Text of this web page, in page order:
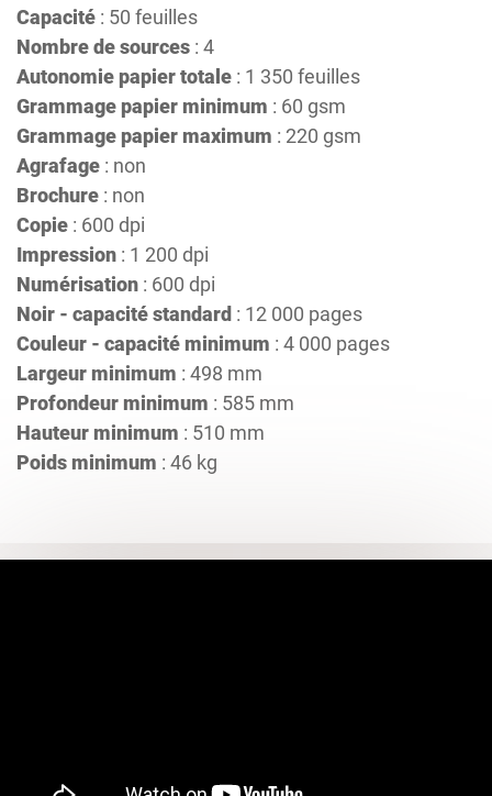
Capacité : 50 feuilles
Nombre de sources : 4
Autonomie papier totale : 1 350 feuilles
Grammage papier minimum : 60 gsm
Grammage papier maximum : 220 gsm
Agrafage : non
Brochure : non
Copie : 600 dpi
Impression : 1 200 dpi
Numérisation : 600 dpi
Noir - capacité standard : 12 000 pages
Couleur - capacité minimum : 4 000 pages
Largeur minimum : 498 mm
Profondeur minimum : 585 mm
Hauteur minimum : 510 mm
Poids minimum : 46 kg